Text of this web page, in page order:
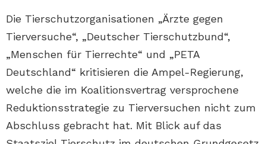
Die Tierschutzorganisationen „Ärzte gegen
Tierversuche“, „Deutscher Tierschutzbund“,
„Menschen für Tierrechte“ und „PETA
Deutschland“ kritisieren die Ampel-Regierung,
welche die im Koalitionsvertrag versprochene
Reduktionsstrategie zu Tierversuchen nicht zum
Abschluss gebracht hat. Mit Blick auf das